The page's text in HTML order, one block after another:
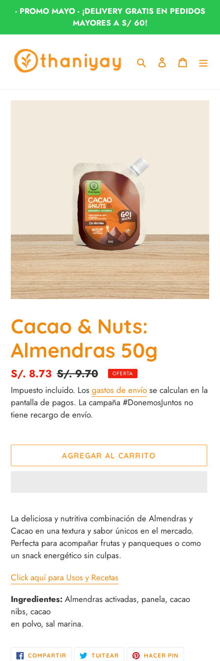
al
contenido
- PROMO MAYO - ¡DELIVERY GRATIS EN PEDIDOS
MAYORES A S/ 60!
Buscar Ingresar Carrito
Cacao & Nuts:
Almendras 50g
Precio
de
venta
S/. 8.73 Precio
habitual
S/. 9.70 OFERTA
Impuesto incluido. Los gastos de envío se calculan en la
pantalla de pagos. La campaña #DonemosJuntos no
tiene recargo de envío.
AGREGAR AL CARRITO
el
producto
a
tu
de
La deliciosa y nutritiva combinación de Almendras y
Cacao en una textura y sabor únicos en el mercado.
Perfecta para acompañar frutas y panqueques o como
un snack energético sin culpas.
Click aquí para Usos y Recetas
Ingredientes: Almendras activadas, panela, cacao
nibs, cacao
en polvo, sal marina.
COMPARTIRCOMPARTIRTUITEAR TUITEARHACER PIN